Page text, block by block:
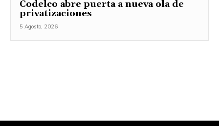
Codelco abre puerta a nueva ola de
privatizaciones
5 Agosto, 2026